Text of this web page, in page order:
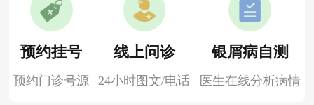
预约挂号
预约门诊号源
线上问诊
24小时图文/电话
银屑病自测
医生在线分析病情